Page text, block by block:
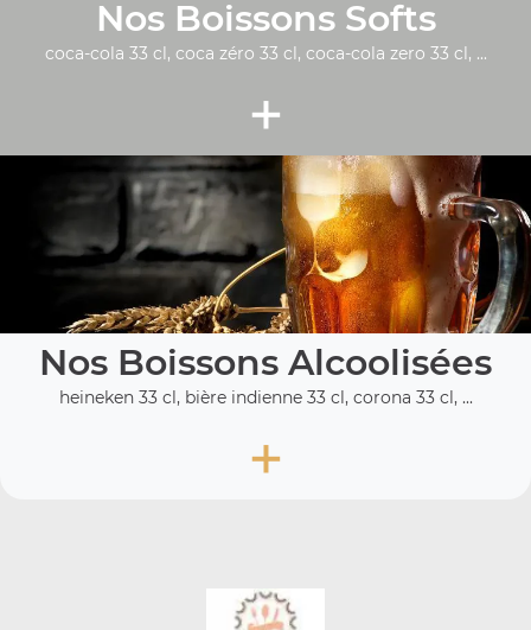
Nos Boissons Softs
coca-cola 33 cl, coca zéro 33 cl, coca-cola zero 33 cl, ...
+
Nos Boissons Alcoolisées
heineken 33 cl, bière indienne 33 cl, corona 33 cl, ...
+